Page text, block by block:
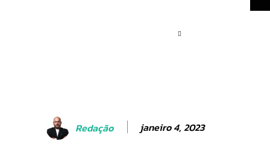
Redação janeiro 4, 2023